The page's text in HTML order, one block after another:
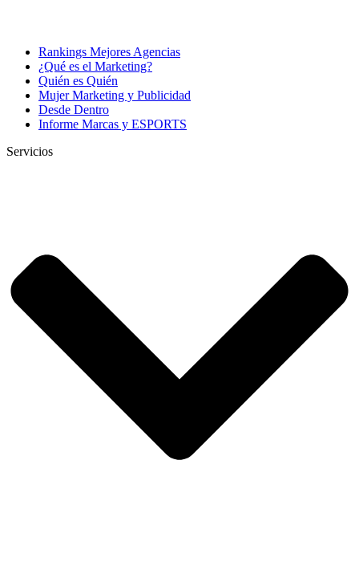
Rankings Mejores Agencias
¿Qué es el Marketing?
Quién es Quién
Mujer Marketing y Publicidad
Desde Dentro
Informe Marcas y ESPORTS
Servicios